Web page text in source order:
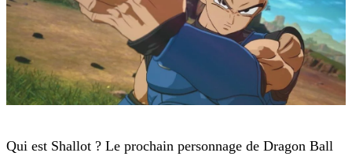
Qui est Shallot ? Le prochain personnage de Dragon Ball